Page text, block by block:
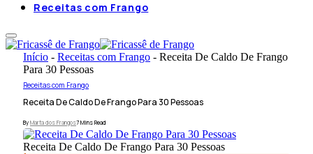
Receitas com Frango
Início - Receitas com Frango - Receita De Caldo De Frango
Para 30 Pessoas
Receitas com Frango
Receita De Caldo De Frango Para 30 Pessoas
ByMarta dos Frangos7 Mins Read
Receita De Caldo De Frango Para 30 Pessoas